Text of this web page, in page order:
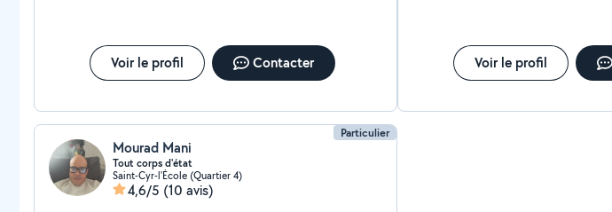
Voir le profil Contacter Voir le profil
Particulier
Mourad Mani
Tout corps d'état
Saint-Cyr-l'École (Quartier 4)
4,6/5 (10 avis)